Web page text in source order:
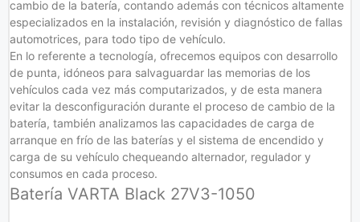
cambio de la batería, contando además con técnicos altamente
especializados en la instalación, revisión y diagnóstico de fallas
automotrices, para todo tipo de vehículo.
En lo referente a tecnología, ofrecemos equipos con desarrollo
de punta, idóneos para salvaguardar las memorias de los
vehículos cada vez más computarizados, y de esta manera
evitar la desconfiguración durante el proceso de cambio de la
batería, también analizamos las capacidades de carga de
arranque en frío de las baterías y el sistema de encendido y
carga de su vehículo chequeando alternador, regulador y
consumos en cada proceso.
Batería VARTA Black 27V3-1050